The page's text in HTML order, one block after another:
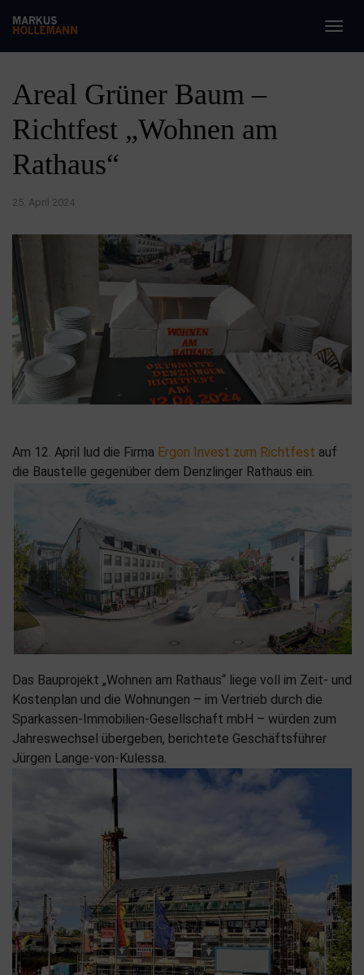
Areal Grüner Baum –
Richtfest „Wohnen am
Rathaus“
25. April 2024
Am 12. April lud die Firma Ergon Invest zum Richtfest auf
die Baustelle gegenüber dem Denzlinger Rathaus ein.
Das Bauprojekt „Wohnen am Rathaus“ liege voll im Zeit- und
Kostenplan und die Wohnungen – im Vertrieb durch die
Sparkassen-Immobilien-Gesellschaft mbH – würden zum
Jahreswechsel übergeben, berichtete Geschäftsführer
Jürgen Lange-von-Kulessa.